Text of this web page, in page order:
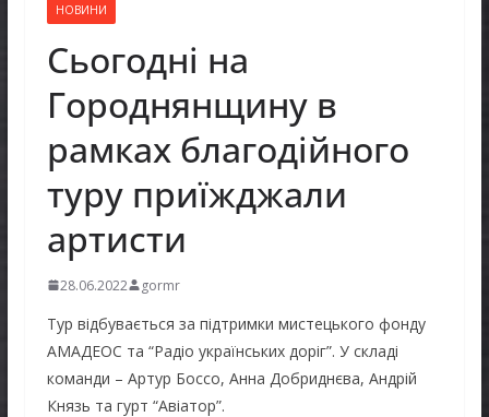
НОВИНИ
Сьогодні на
Городнянщину в
рамках благодійного
туру приїжджали
артисти
28.06.2022 gormr
Тур відбувається за підтримки мистецького фонду
АМАДЕОС та “Радіо українських доріг”. У складі
команди – Артур Боссо, Анна Добриднєва, Андрій
Князь та гурт “Авіатор”.